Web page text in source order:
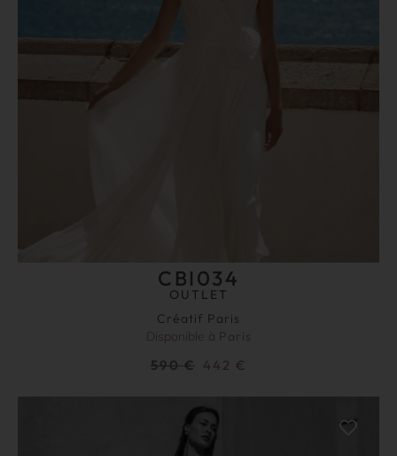
CBI034
OUTLET
Créatif Paris
Disponible à Paris
590€ 442 €